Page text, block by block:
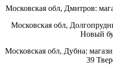
Московская обл, Дмитров:
Московская обл,
Новый
Московская обл, Дубна:
39